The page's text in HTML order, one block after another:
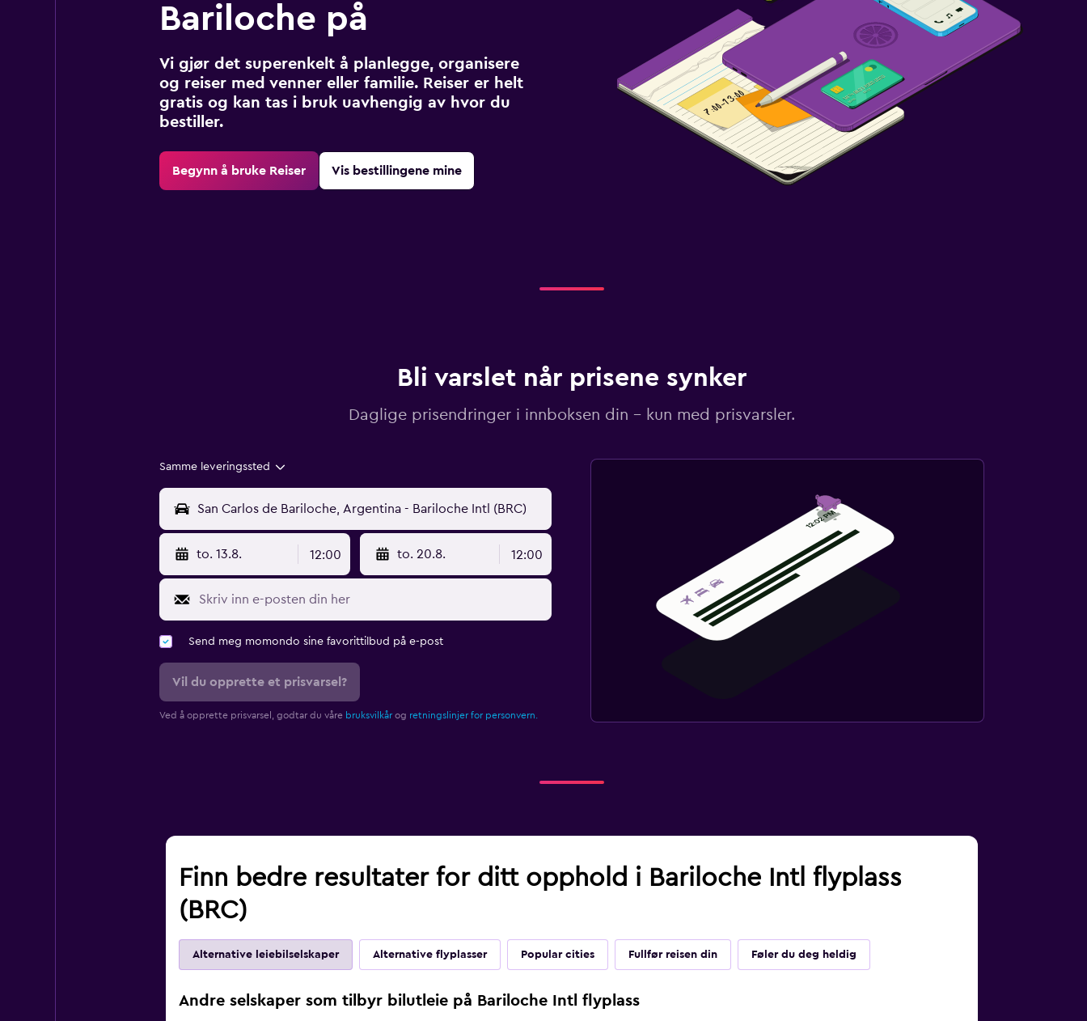
Bariloche på
Vi gjør det superenkelt å planlegge, organisere
og reiser med venner eller familie. Reiser er helt
gratis og kan tas i bruk uavhengig av hvor du
bestiller.
Begynn å bruke Reiser Vis bestillingene mine
Bli varslet når prisene synker
Daglige prisendringer i innboksen din – kun med prisvarsler.
Samme leveringssted
to. 13.8. 12:00 to. 20.8. 12:00
Send meg momondo sine favorittilbud på e-post
Vil du opprette et prisvarsel?
Ved å opprette prisvarsel, godtar du våre bruksvilkårog retningslinjer for personvern.
Finn bedre resultater for ditt opphold i Bariloche Intl flyplass
(BRC)
Alternative leiebilselskaper Alternative flyplasser Popular cities Fullfør reisen din Føler du deg heldig
Andre selskaper som tilbyr bilutleie på Bariloche Intl flyplass